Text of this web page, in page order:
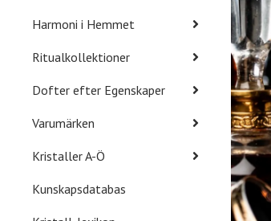
Harmoni i Hemmet
Ritualkollektioner
Dofter efter Egenskaper
Varumärken
Kristaller A-Ö
Kunskapsdatabas